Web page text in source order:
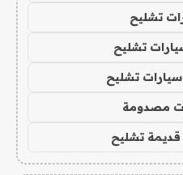
تشليح
تشليح
تشليح
مصدومة
تشليح